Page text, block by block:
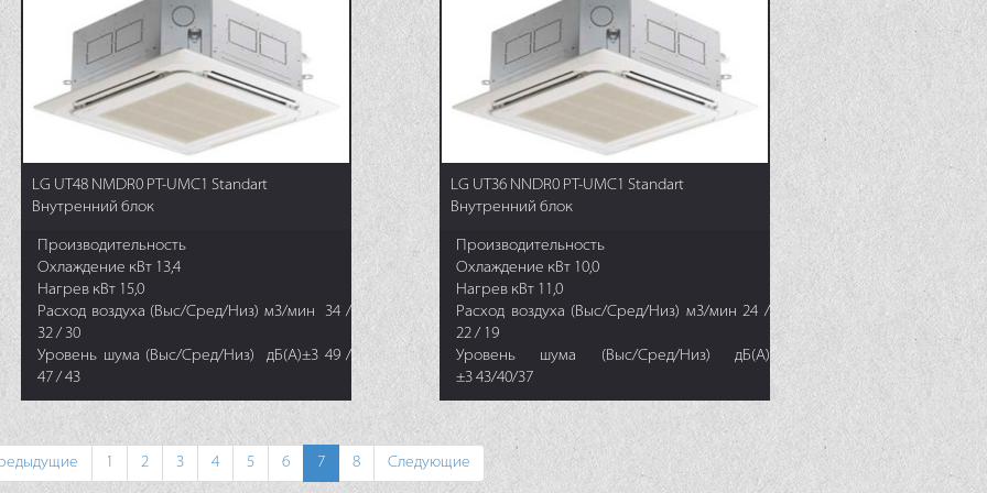
LG UT48 NMDR0 PT-UMC1 Standart
Внутренний блок
Производительность
Охлаждение кВт 13,4
Нагрев кВт 15,0
Расход воздуха (Выс/Сред/Низ) м3/мин 34 /
32 / 30
Уровень шума (Выс/Сред/Низ) дБ(А)±3 49 /
47 / 43
LG UT36 NNDR0 PT-UMC1 Standart
Внутренний блок
Производительность
Охлаждение кВт 10,0
Нагрев кВт 11,0
Расход воздуха (Выс/Сред/Низ) м3/мин 24 /
22 / 19
Уровень шума (Выс/Сред/Низ) дБ(А)
±3 43/40/37
1 2 3 4 5 6 7 8 Следующие